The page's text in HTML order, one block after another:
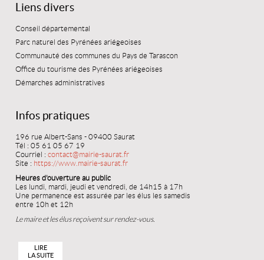
Liens divers
Conseil départemental
Parc naturel des Pyrénées ariégeoises
Communauté des communes du Pays de Tarascon
Office du tourisme des Pyrénées ariégeoises
Démarches administratives
Infos pratiques
196 rue Albert-Sans - 09400 Saurat
Tél : 05 61 05 67 19
Courriel :contact@mairie-saurat.fr
Site : https://www.mairie-saurat.fr
Heures d'ouverture au public
Les lundi, mardi, jeudi et vendredi, de 14h15 à 17h
Une permanence est assurée par les élus les samedis
entre 10h et 12h
Le maire et les élus reçoivent sur rendez-vous.
LIRE
LA SUITE